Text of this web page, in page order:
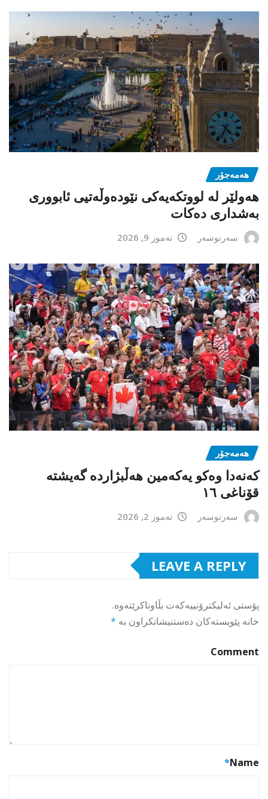
هەمەجۆر
ھەولێر لە لووتکەیەکی نێودەوڵەتیی ئابووری
بەشداری دەکات
سەرنوسەر تەموز 9, 2026
هەمەجۆر
کەنەدا وەکو یەکەمین ھەڵبژاردە گەیشتە
قۆناغی ١٦
سەرنوسەر تەموز 2, 2026
LEAVE A REPLY
پۆستی ئەلیکترۆنییەکەت بڵاوناکرێتەوە.
خانە پێویستەکان دەستنیشانکراون بە *
Comment
Name
*